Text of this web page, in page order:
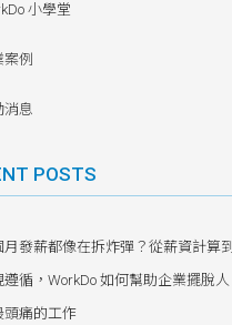
小學堂
例
消息
POSTS
月發薪都像在拆炸彈？從薪資計算到
遵循，WorkDo 如何幫助企業擺脫人
頭痛的工作